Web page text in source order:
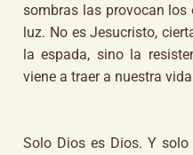
sombras las provocan los
luz. No es Jesucristo,
la espada, sino la
viene a traer a nuestra
Solo Dios es Dios. Y